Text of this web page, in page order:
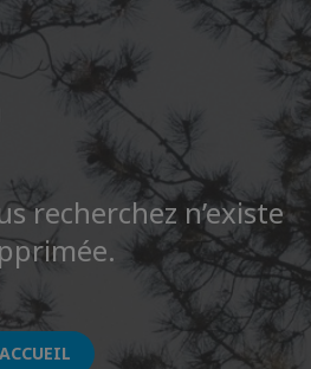
recherchez n’existe